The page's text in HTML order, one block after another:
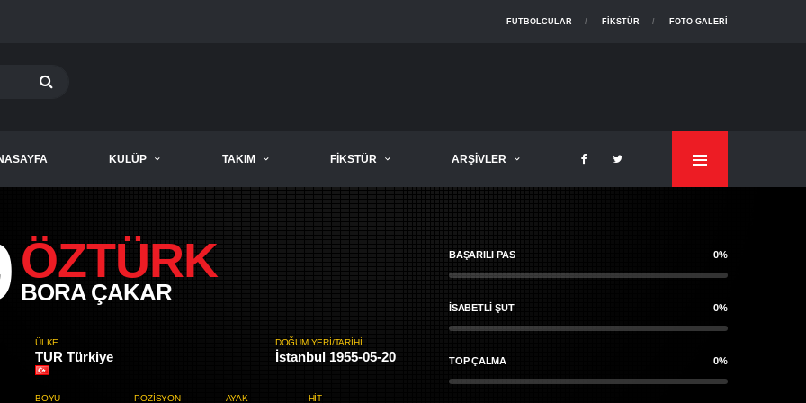
FOTO GALERI
FIKSTÜR
FUTBOLCULAR
KULÜP TAKIM FIKSTÜR ARŞIVLER
ÖZTÜRK
BORA ÇAKAR
ÜLKE
TUR Türkiye
DOĞUM YERI/TARIHI
İstanbul 1955-05-20
BOYU POZISYON AYAK HIT
BAŞARILI PAS 0%
İSABETLI ŞUT 0%
TOP ÇALMA 0%